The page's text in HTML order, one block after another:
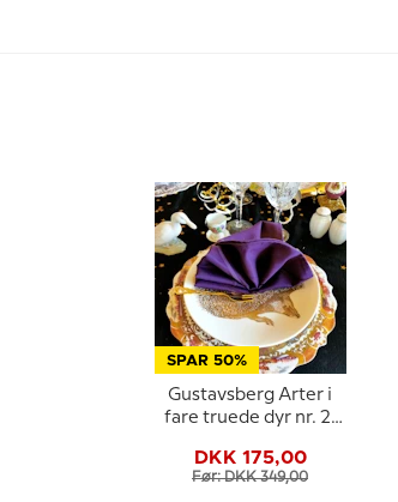
SPAR 50%
Gustavsberg Arter i
fare truede dyr nr. 2,
DKK 175,00
Før: DKK 349,00